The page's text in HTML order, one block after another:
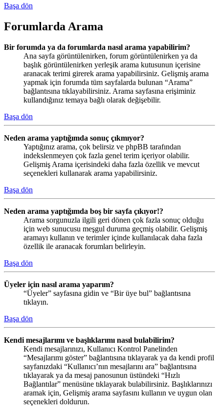
Başa dön
Forumlarda Arama
Bir forumda ya da forumlarda nasıl arama yapabilirim?
Ana sayfa görüntülenirken, forum görüntülenirken ya da
başlık görüntülenirken yerleşik arama kutusunun içerisine
aranacak terimi girerek arama yapabilirsiniz. Gelişmiş arama
yapmak için forumda tüm sayfalarda bulunan “Arama”
bağlantısına tıklayabilirsiniz. Arama sayfasına erişiminiz
kullandığınız temaya bağlı olarak değişebilir.
Başa dön
Neden arama yaptığımda sonuç çıkmıyor?
Yaptığınız arama, çok belirsiz ve phpBB tarafından
indekslenmeyen çok fazla genel terim içeriyor olabilir.
Gelişmiş Arama içerisindeki daha fazla özellik ve mevcut
seçenekleri kullanarak arama yapabilirsiniz.
Başa dön
Neden arama yaptığımda boş bir sayfa çıkıyor!?
Arama sorgunuzla ilgili geri dönen çok fazla sonuç olduğu
için web sunucusu meşgul duruma geçmiş olabilir. Gelişmiş
aramayı kullanın ve terimler içinde kullanılacak daha fazla
özellik ile aranacak forumları belirleyin.
Başa dön
Üyeler için nasıl arama yaparım?
“Üyeler” sayfasına gidin ve “Bir üye bul” bağlantısına
tıklayın.
Başa dön
Kendi mesajlarımı ve başlıklarımı nasıl bulabilirim?
Kendi mesajlarınızı, Kullanıcı Kontrol Panelinden
“Mesajlarımı göster” bağlantısına tıklayarak ya da kendi profil
sayfanızdaki “Kullanıcı’nın mesajlarını ara” bağlantısına
tıklayarak ya da mesaj panosunun üstündeki “Hızlı
Bağlantılar” menüsüne tıklayarak bulabilirsiniz. Başlıklarınızı
aramak için, Gelişmiş arama sayfasını kullanın ve uygun olan
seçenekleri doldurun.